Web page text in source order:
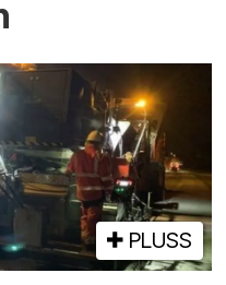
PLUSS